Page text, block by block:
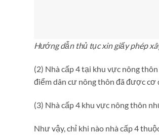
Hướng dẫn thủ tục xin giấy phép
(2) Nhà cấp 4 tại khu vực nông
điểm dân cư nông thôn đã được
(3) Nhà cấp 4 khu vực nông thôn
Như vậy, chỉ khi nào nhà cấp 4